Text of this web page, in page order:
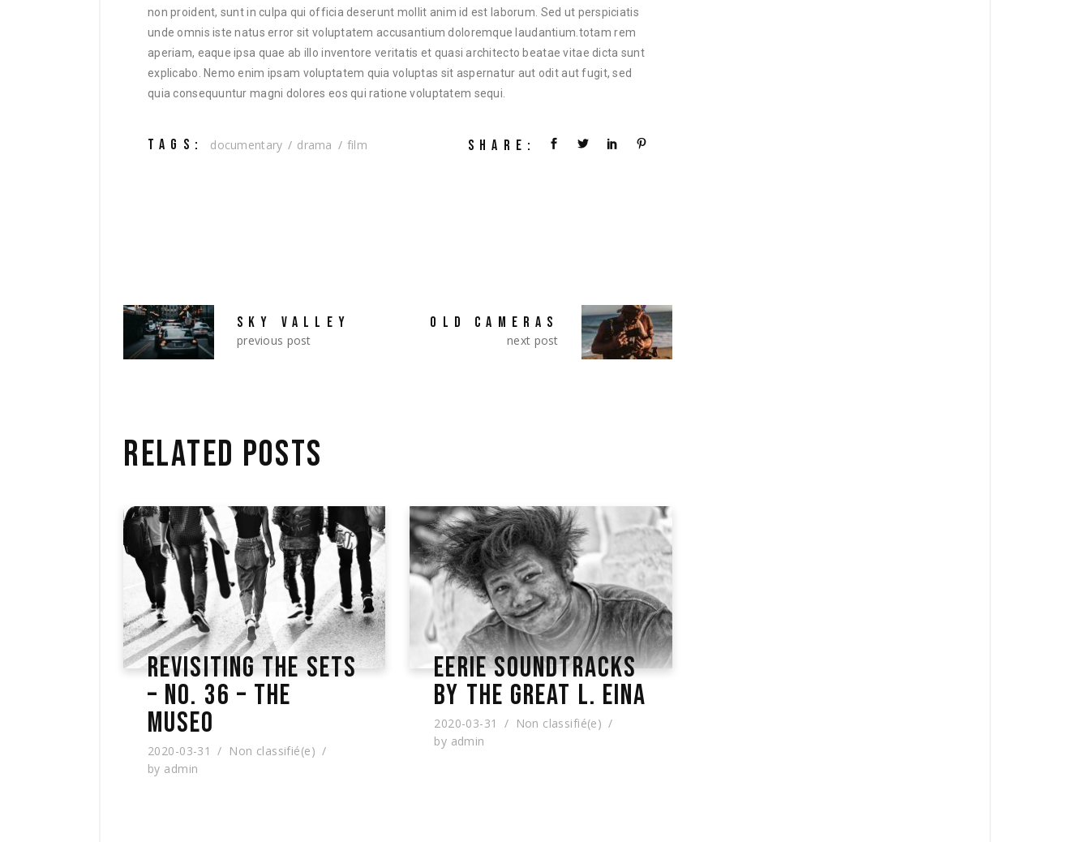
non proident, sunt in culpa qui officia deserunt mollit anim id est laborum. Sed ut perspiciatis
unde omnis iste natus error sit voluptatem accusantium doloremque laudantium.totam rem
aperiam, eaque ipsa quae ab illo inventore veritatis et quasi architecto beatae vitae dicta sunt
explicabo. Nemo enim ipsam voluptatem quia voluptas sit aspernatur aut odit aut fugit, sed
quia consequuntur magni dolores eos qui ratione voluptatem sequi.
TAGS: documentary drama film SHARE:
SKY VALLEY
previous post
OLD CAMERAS
next post
RELATED POSTS
REVISITING THE SETS
– NO. 36 – THE
MUSEO
2020-03-31
Non classifié(e)
by admin
EERIE SOUNDTRACKS
BY THE GREAT L. EINA
2020-03-31
Non classifié(e)
by admin